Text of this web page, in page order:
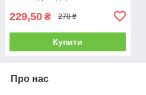
229,50 ₴ 270 ₴
Купити
Про нас